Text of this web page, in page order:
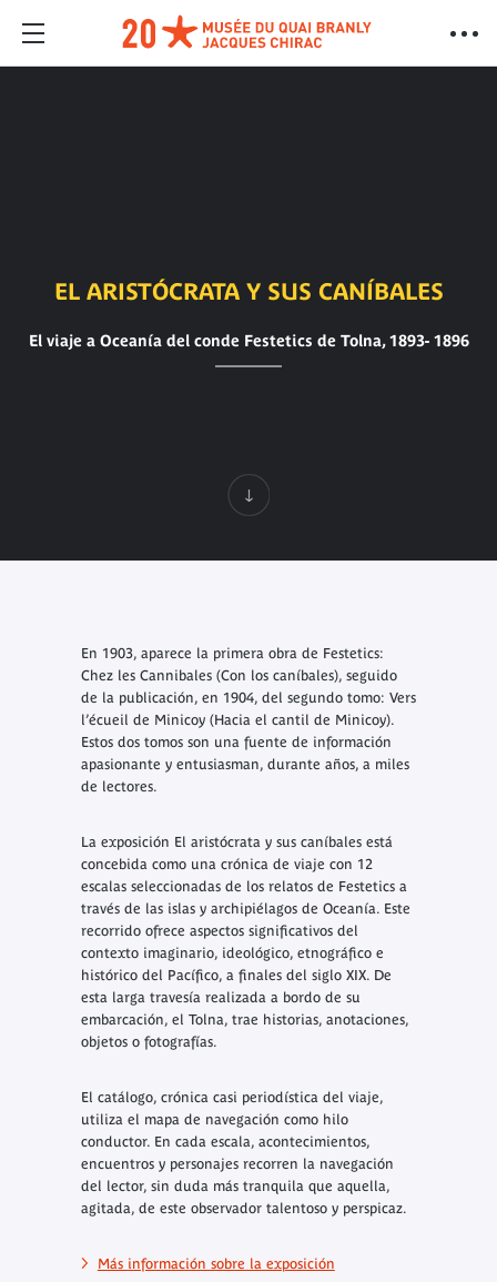
EL ARISTÓCRATA Y SUS CANÍBALES
El viaje a Oceanía del conde Festetics de Tolna, 1893- 1896
En 1903, aparece la primera obra de Festetics:
Chez les Cannibales(Con los caníbales), seguido
de la publicación, en 1904, del segundo tomo: Vers
l’écueil de Minicoy(Hacia el cantil de Minicoy).
Estos dos tomos son una fuente de información
apasionante y entusiasman, durante años, a miles
de lectores.
La exposición El aristócrata y sus caníbalesestá
concebida como una crónica de viaje con 12
escalas seleccionadas de los relatos de Festetics a
través de las islas y archipiélagos de Oceanía. Este
recorrido ofrece aspectos significativos del
contexto imaginario, ideológico, etnográfico e
histórico del Pacífico, a finales del siglo XIX. De
esta larga travesía realizada a bordo de su
embarcación, el Tolna, trae historias, anotaciones,
objetos o fotografías.
El catálogo, crónica casi periodística del viaje,
utiliza el mapa de navegación como hilo
conductor. En cada escala, acontecimientos,
encuentros y personajes recorren la navegación
del lector, sin duda más tranquila que aquella,
agitada, de este observador talentoso y perspicaz.
Más información sobre la exposición